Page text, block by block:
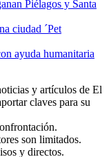
Piélagos y Santa
ciudad ´Pet
ayuda humanitaria
y artículos de El
claves para su
son limitados.
y directos.